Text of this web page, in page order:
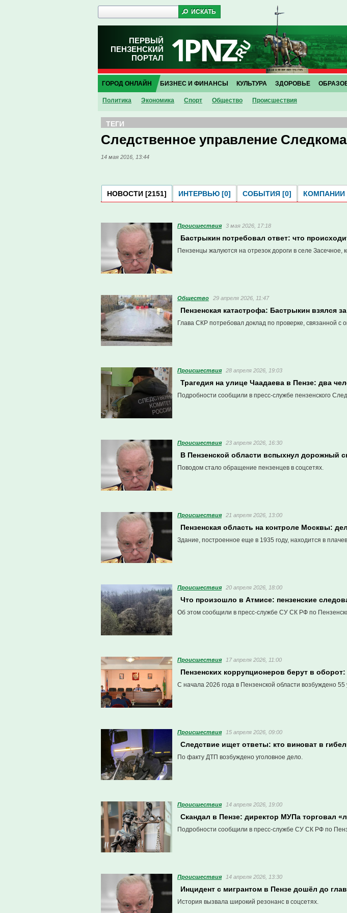
ПЕРВЫЙ
ПЕНЗЕНСКИЙ
ПОРТАЛ
ГОРОД ОНЛАЙН
Политика Экономика Спорт Общество Проиcшествия
БИЗНЕС И ФИНАНСЫ КУЛЬТУРА ЗДОРОВЬЕ
ТЕГИ
Следственное управление
14 мая 2016, 13:44
НОВОСТИ [2151] ИНТЕРВЬЮ [0] СОБЫТИЯ [0] КОМПАНИИ
Проиcшествия 3 мая 2026, 17:18
Бастрыкин потребовал ответ: что
Пензенцы жалуются на отрезок дороги в селе Засечное,
Общество 29 апреля 2026, 11:47
Пензенская катастрофа: Бастрыкин взялся
Глава СКР потребовал доклад по проверке, связанной с
Проиcшествия 28 апреля 2026, 19:03
Трагедия на улице Чаадаева в Пензе: два
Подробности сообщили в пресс-службе пензенского
Проиcшествия 23 апреля 2026, 16:30
В Пензенской области вспыхнул дорожный
Поводом стало обращение пензенцев в соцсетях.
Проиcшествия 21 апреля 2026, 13:00
Пензенская область на контроле Москвы:
Здание, построенное еще в 1935 году, находится в
Проиcшествия 20 апреля 2026, 18:00
Что произошло в Атмисе: пензенские
Об этом сообщили в пресс-службе СУ СК РФ по
Проиcшествия 17 апреля 2026, 11:00
Пензенских коррупционеров берут в
С начала 2026 года в Пензенской области возбуждено
Проиcшествия 15 апреля 2026, 09:00
Следствие ищет ответы: кто виноват в
По факту ДТП возбуждено уголовное дело.
Проиcшествия 14 апреля 2026, 19:00
Скандал в Пензе: директор МУПа торговал
Подробности сообщили в пресс-службе СУ СК РФ по
Проиcшествия 14 апреля 2026, 13:30
Инцидент с мигрантом в Пензе дошёл до
История вызвала широкий резонанс в соцсетях.